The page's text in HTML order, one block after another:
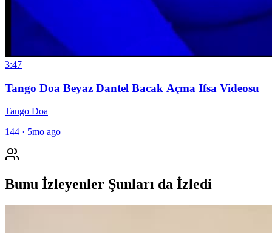
3:47
Tango Doa Beyaz Dantel Bacak Açma Ifsa Videosu
Tango Doa
144 · 5mo ago
Bunu İzleyenler Şunları da İzledi